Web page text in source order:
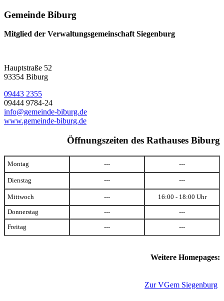
Gemeinde Biburg
Mitglied der Verwaltungsgemeinschaft Siegenburg
Hauptstraße 52
93354 Biburg
09443 2355
09444 9784-24
info@gemeinde-biburg.de
www.gemeinde-biburg.de
Öffnungszeiten des Rathauses Biburg
Montag --- ---
Dienstag --- ---
Mittwoch --- 16:00 - 18:00 Uhr
Donnerstag --- ---
Freitag --- ---
Weitere Homepages:
Zur VGem Siegenburg